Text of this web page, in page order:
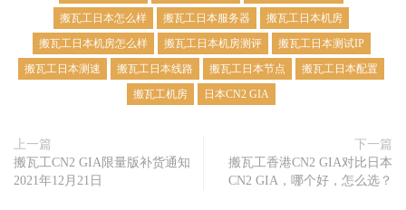
搬瓦工日本怎么样
搬瓦工日本服务器
搬瓦工日本机房
搬瓦工日本机房怎么样
搬瓦工日本机房测评
搬瓦工日本测试IP
搬瓦工日本测速
搬瓦工日本线路 搬瓦工日本节点
搬瓦工日本配置
搬瓦工机房
日本CN2 GIA
上一篇
搬瓦工CN2 GIA限量版补货通知
2021年12月21日
下一篇
搬瓦工香港CN2 GIA对比日本
CN2 GIA，哪个好，怎么选？